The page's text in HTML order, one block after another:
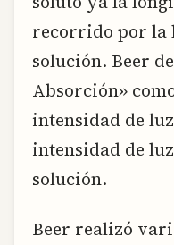
recorrido por la
solución. Beer
Absorción»
intensidad de
intensidad de
solución.
Beer realizó